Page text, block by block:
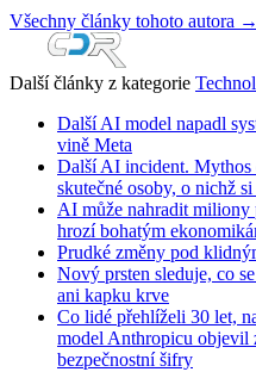
Všechny články tohoto autora →
Další články z kategorie
Další AI model napadl
vině Meta
Další AI incident. Mythos
skutečné osoby, o nichž
AI může nahradit
hrozí bohatým
Prudké změny pod
Nový prsten sleduje, co
ani kapku krve
Co lidé přehlíželi 30 let,
model Anthropicu objevil
bezpečnostní šifry